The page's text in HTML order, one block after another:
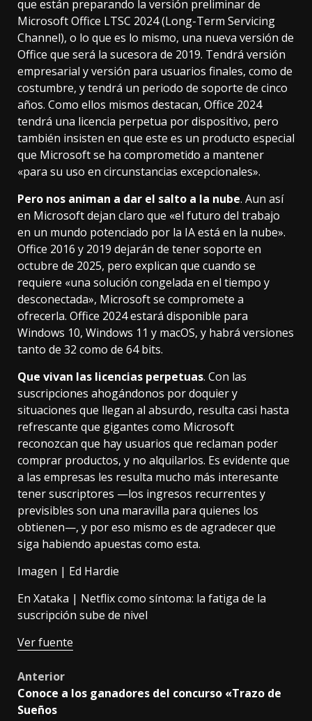
que están preparando la versión preliminar de
Microsoft Office LTSC 2024 (Long-Term Servicing
Channel), o lo que es lo mismo, una nueva versión de
Office que será la sucesora de 2019. Tendrá versión
empresarial y versión para usuarios finales, como de
costumbre, y tendrá un periodo de soporte de cinco
años. Como ellos mismos destacan, Office 2024
tendrá una licencia perpetua por dispositivo, pero
también insisten en que este es un producto especial
que Microsoft se ha comprometido a mantener
«para su uso en circunstancias excepcionales».
Pero nos animan a dar el salto a la nube. Aun así
en Microsoft dejan claro que «el futuro del trabajo
en un mundo potenciado por la IA está en la nube».
Office 2016 y 2019 dejarán de tener soporte en
octubre de 2025, pero explican que cuando se
requiere «una solución congelada en el tiempo y
desconectada», Microsoft se compromete a
ofrecerla. Office 2024 estará disponible para
Windows 10, Windows 11 y macOS, y habrá versiones
tanto de 32 como de 64 bits.
Que vivan las licencias perpetuas. Con las
suscripciones ahogándonos por doquiery
situaciones que llegan al absurdo, resulta casi hasta
refrescante que gigantes como Microsoft
reconozcan que hay usuarios que reclaman poder
comprar productos, y no alquilarlos. Es evidente que
a las empresas les resulta mucho más interesante
tener suscriptores —los ingresos recurrentes y
previsibles son una maravilla para quienes los
obtienen—, y por eso mismo es de agradecer que
siga habiendo apuestas como esta.
Imagen | Ed Hardie
En Xataka | Netflix como síntoma: la fatiga de la
suscripción sube de nivel
Ver fuente
Post
navigation
Anterior
Conoce a los ganadores del concurso «Trazo de
Sueños